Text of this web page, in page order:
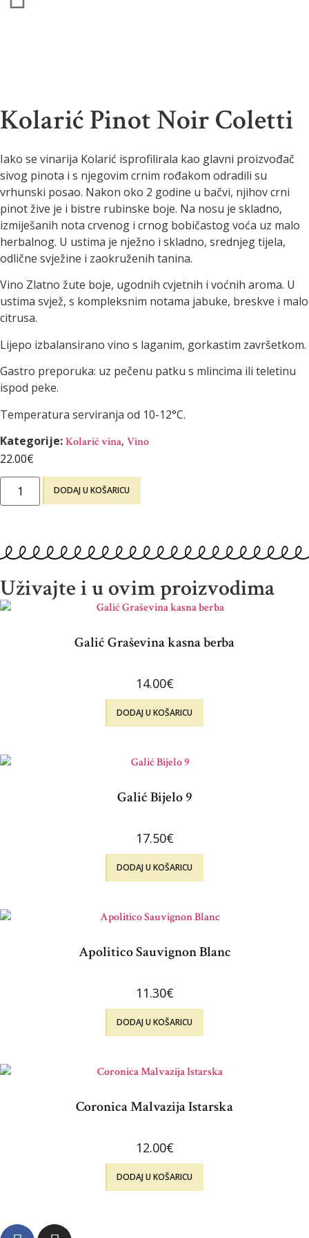
Kolarić Pinot Noir Coletti
Iako se vinarija Kolarić isprofilirala kao glavni proizvođač
sivog pinota i s njegovim crnim rođakom odradili su
vrhunski posao. Nakon oko 2 godine u bačvi, njihov crni
pinot žive je i bistre rubinske boje. Na nosu je skladno,
izmiješanih nota crvenog i crnog bobičastog voća uz malo
herbalnog. U ustima je nježno i skladno, srednjeg tijela,
odlične svježine i zaokruženih tanina.
Vino Zlatno žute boje, ugodnih cvjetnih i voćnih aroma. U
ustima svjež, s kompleksnim notama jabuke, breskve i malo
citrusa.
Lijepo izbalansirano vino s laganim, gorkastim završetkom.
Gastro preporuka: uz pečenu patku s mlincima ili teletinu
ispod peke.
Temperatura serviranja od 10-12°C.
Kategorije:Kolarić vina, Vino
22.00€
DODAJ U KOŠARICU
Uživajte i u ovim proizvodima
Galić Graševina kasna berba
14.00€
DODAJ U KOŠARICU
Galić Bijelo 9
17.50€
DODAJ U KOŠARICU
Apolitico Sauvignon Blanc
11.30€
DODAJ U KOŠARICU
Coronica Malvazija Istarska
12.00€
DODAJ U KOŠARICU